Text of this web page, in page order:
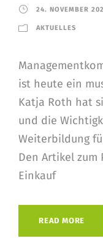
24. NOVEMBER
AKTUELLES
ist heute ein
Katja Roth hat
und die
Weiterbildung
Den Artikel
Einkauf
READ MORE